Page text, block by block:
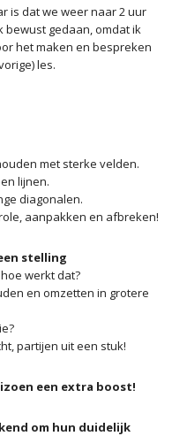
is dat we weer naar 2 uur
bewust gedaan, omdat ik
het maken en bespreken
les.
met sterke velden.
lijnen.
diagonalen.
aanpakken en afbreken!
stelling
werkt dat?
en omzetten in grotere
partijen uit een stuk!
een extra boost!
om hun duidelijk